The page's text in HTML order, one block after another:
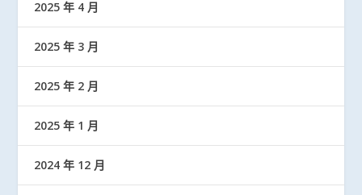
2025 年 4 月
2025 年 3 月
2025 年 2 月
2025 年 1 月
2024 年 12 月